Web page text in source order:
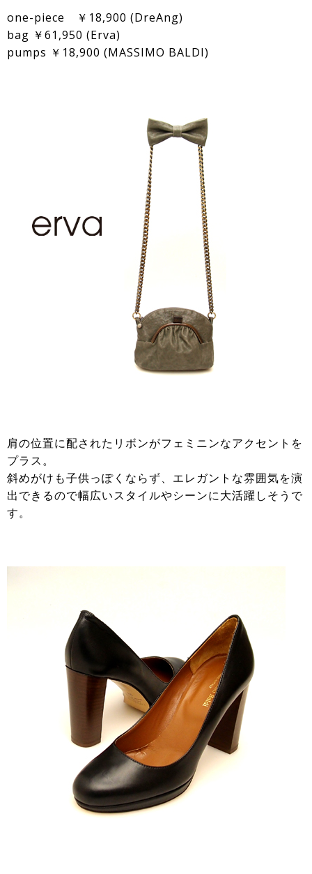
one-piece ￥18,900 (DreAng)
bag ￥61,950 (Erva)
pumps ￥18,900 (MASSIMO BALDI)
肩の位置に配されたリボンがフェミニンなアクセントを
プラス。
斜めがけも子供っぽくならず、エレガントな雰囲気を演
出できるので幅広いスタイルやシーンに大活躍しそうで
す。